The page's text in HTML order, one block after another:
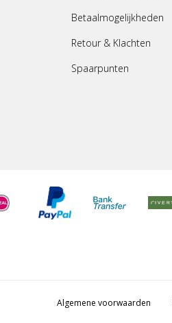
Betaalmogelijkheden
Retour & Klachten
Spaarpunten
Algemene voorwaarden